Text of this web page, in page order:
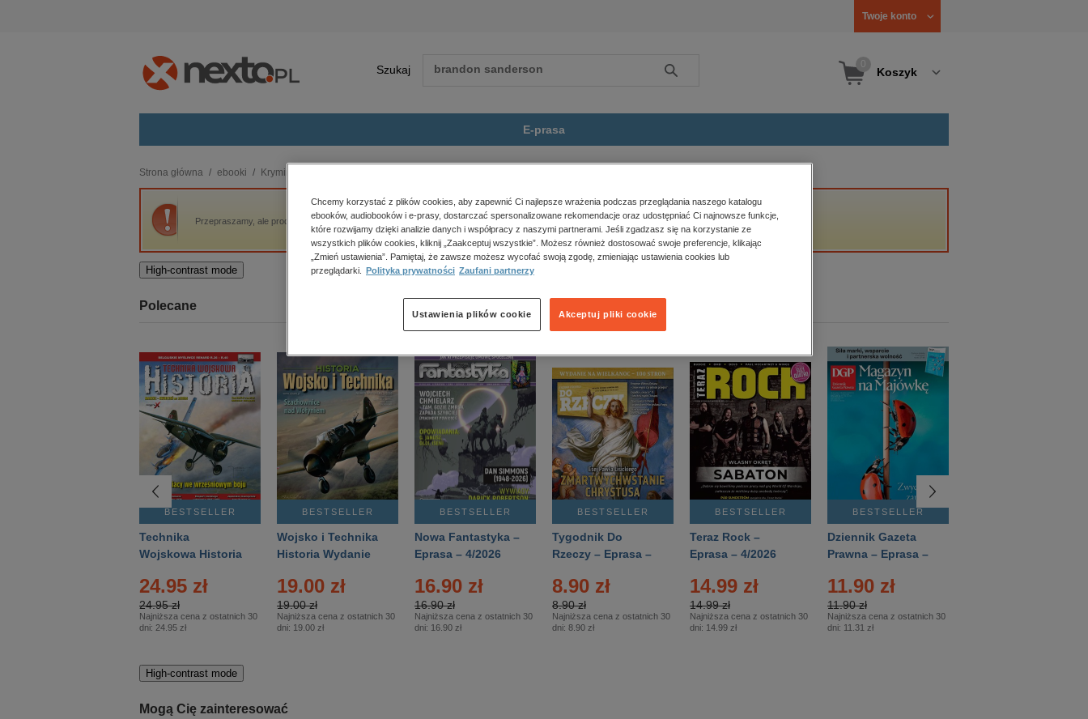
Twoje konto
Szukaj Szukaj Koszyk
E-prasa
budownictwo, aranżacja wnętrz
biznesowe, branżowe, gospodarka
darmowe wydania
edukacja
kobiece, lifestyle, kultura
polityka, społeczno-informacyjne
psychologiczne
inne
popularno-naukowe
historia
zdrowie
religie
Strona główna ebooki Kryminał, sensacja, thriller
Przepraszamy, ale produkt „Basior” nie jest dostępny.
High-contrast mode
Polecane
BESTSELLER
Technika
Wojskowa Historia
24.95 zł
24.95 zł
Najniższa cena z ostatnich 30
dni: 24.95 zł
BESTSELLER
Wojsko i Technika
Historia Wydanie
– 2/2026
19.00 zł
19.00 zł
Najniższa cena z ostatnich 30
dni: 19.00 zł
BESTSELLER
Nowa Fantastyka –
Eprasa – 4/2026
16.90 zł
16.90 zł
Najniższa cena z ostatnich 30
dni: 16.90 zł
BESTSELLER
Tygodnik Do
Rzeczy – Eprasa –
8.90 zł
8.90 zł
Najniższa cena z ostatnich 30
dni: 8.90 zł
BESTSELLER
Teraz Rock –
Eprasa – 4/2026
14.99 zł
14.99 zł
Najniższa cena z ostatnich 30
dni: 14.99 zł
BESTSELLER
Dziennik Gazeta
Prawna – Eprasa –
11.90 zł
11.90 zł
Najniższa cena z ostatnich 30
dni: 11.31 zł
High-contrast mode
Mogą Cię zainteresować
Chcemy korzystać z plików cookies, aby zapewnić Ci najlepsze wrażenia podczas przeglądania naszego katalogu
ebooków, audiobooków i e-prasy, dostarczać spersonalizowane rekomendacje oraz udostępniać Ci najnowsze funkcje,
które rozwijamy dzięki analizie danych i współpracy z naszymi partnerami. Jeśli zgadzasz się na korzystanie ze
wszystkich plików cookies, kliknij „Zaakceptuj wszystkie”. Możesz również dostosować swoje preferencje, klikając
„Zmień ustawienia”. Pamiętaj, że zawsze możesz wycofać swoją zgodę, zmieniając ustawienia cookies lub
przeglądarki.
Polityka prywatności Zaufani partnerzy
Akceptuj pliki cookie
Ustawienia plików cookie